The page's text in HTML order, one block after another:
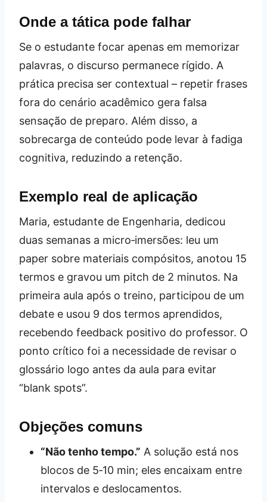
Onde a tática pode falhar
Se o estudante focar apenas em memorizar
palavras, o discurso permanece rígido. A
prática precisa ser contextual – repetir frases
fora do cenário acadêmico gera falsa
sensação de preparo. Além disso, a
sobrecarga de conteúdo pode levar à fadiga
cognitiva, reduzindo a retenção.
Exemplo real de aplicação
Maria, estudante de Engenharia, dedicou
duas semanas a micro‑imersões: leu um
paper sobre materiais compósitos, anotou 15
termos e gravou um pitch de 2 minutos. Na
primeira aula após o treino, participou de um
debate e usou 9 dos termos aprendidos,
recebendo feedback positivo do professor. O
ponto crítico foi a necessidade de revisar o
glossário logo antes da aula para evitar
“blank spots”.
Objeções comuns
“Não tenho tempo.” A solução está nos
blocos de 5‑10 min; eles encaixam entre
intervalos e deslocamentos.